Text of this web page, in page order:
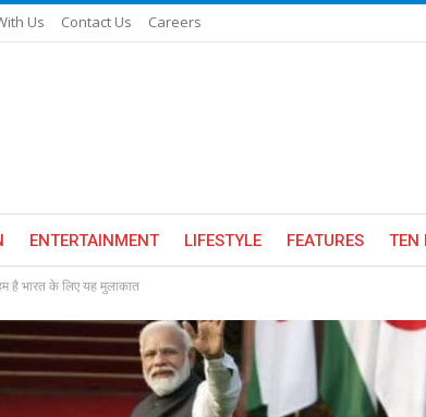
Us Contact Us Careers
ENTERTAINMENT LIFESTYLE FEATURES TEN
है भारत के लिए यह मुलाकात